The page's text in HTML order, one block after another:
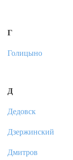
Г
Голицыно
Д
Дедовск
Дзержинский
Дмитров